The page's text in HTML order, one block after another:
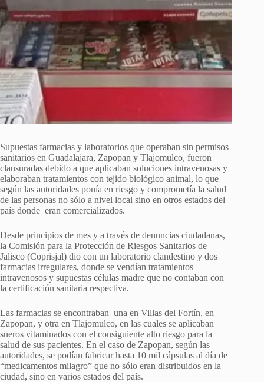
Supuestas farmacias y laboratorios que operaban sin permisos
sanitarios en Guadalajara, Zapopan y Tlajomulco, fueron
clausuradas debido a que aplicaban soluciones intravenosas y
elaboraban tratamientos con tejido biológico animal, lo que
según las autoridades ponía en riesgo y comprometía la salud
de las personas no sólo a nivel local sino en otros estados del
país donde eran comercializados.
Desde principios de mes y a través de denuncias ciudadanas,
la Comisión para la Protección de Riesgos Sanitarios de
Jalisco (Coprisjal) dio con un laboratorio clandestino y dos
farmacias irregulares, donde se vendían tratamientos
intravenosos y supuestas células madre que no contaban con
la certificación sanitaria respectiva.
Las farmacias se encontraban una en Villas del Fortín, en
Zapopan, y otra en Tlajomulco, en las cuales se aplicaban
sueros vitaminados con el consiguiente alto riesgo para la
salud de sus pacientes. En el caso de Zapopan, según las
autoridades, se podían fabricar hasta 10 mil cápsulas al día de
“medicamentos milagro” que no sólo eran distribuidos en la
ciudad, sino en varios estados del país.